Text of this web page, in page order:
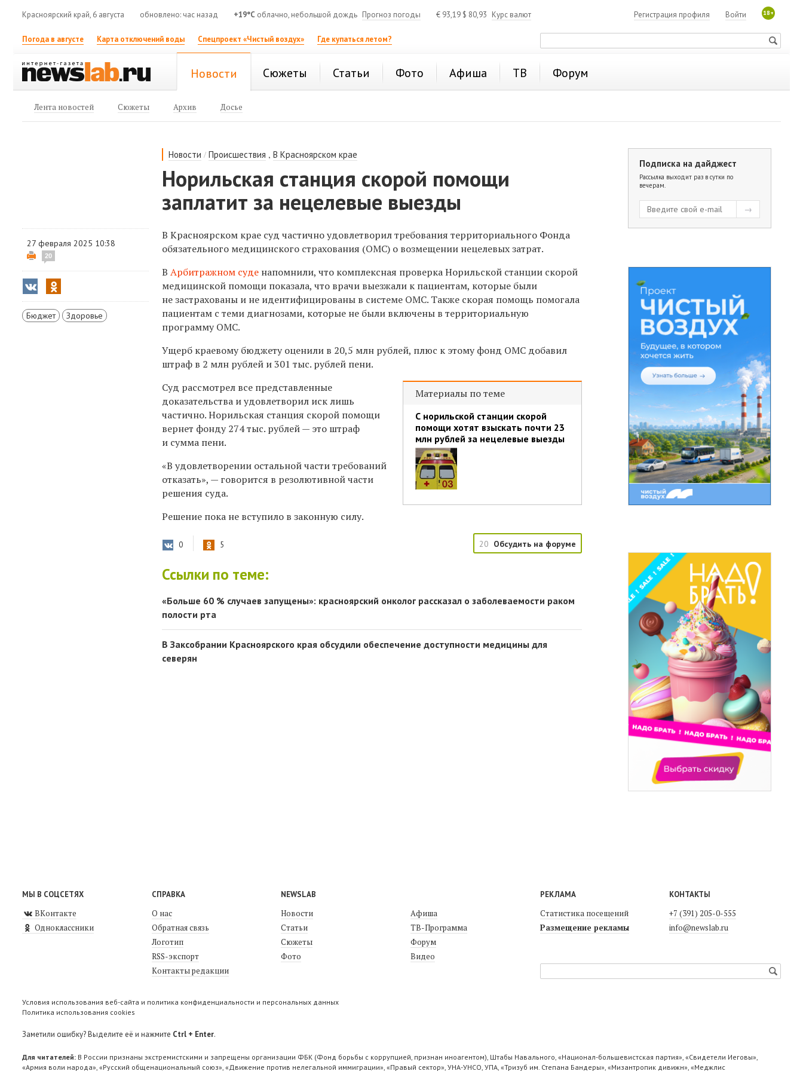
Красноярский край, 6 августа обновлено: час назад +19°C облачно, небольшой дождь Прогноз погоды € 93,19 $ 80,93 Курс валют 18+
Войти
Регистрация профиля
Погода в августе Карта отключений воды Спецпроект «Чистый воздух» Где купаться летом?
Новости Сюжеты Статьи Фото Афиша ТВ Форум
Лента новостей Сюжеты Архив Досье
Новости /Происшествия ,В Красноярском крае
Норильская станция скорой помощи
заплатит за нецелевые выезды
27 февраля 2025 10:38
20
Бюджет Здоровье
В Красноярском крае суд частично удовлетворил требования территориального Фонда
обязательного медицинского страхования (ОМС) о возмещении нецелевых затрат.
ВАрбитражном суде напомнили, что комплексная проверка Норильской станции скорой
медицинской помощи показала, что врачи выезжали к пациентам, которые были
не застрахованы и не идентифицированы в системе ОМС. Также скорая помощь помогала
пациентам с теми диагнозами, которые не были включены в территориальную
программу ОМС.
Ущерб краевому бюджету оценили в 20,5 млн рублей, плюс к этому фонд ОМС добавил
штраф в 2 млн рублей и 301 тыс. рублей пени.
Материалы по теме
С норильской станции скорой
помощи хотят взыскать почти 23
млн рублей за нецелевые выезды
Суд рассмотрел все представленные
доказательства и удовлетворил иск лишь
частично. Норильская станция скорой помощи
вернет фонду 274 тыс. рублей— это штраф
и сумма пени.
«В удовлетворении остальной части требований
отказать», — говорится в резолютивной части
решения суда.
Решение пока не вступило в законную силу.
0 5 20 Обсудить на форуме
Ссылки по теме:
«Больше 60 % случаев запущены»: красноярский онколог рассказал о заболеваемости раком
полости рта
В Заксобрании Красноярского края обсудили обеспечение доступности медицины для
северян
Подписка на дайджест
Рассылка выходит раз в сутки по
вечерам.
МЫ В СОЦСЕТЯХ
ВКонтакте
Одноклассники
СПРАВКА
О нас
Обратная связь
Логотип
RSS-экспорт
Контакты редакции
NEWSLAB
Новости
Статьи
Сюжеты
Фото
Афиша
ТВ-Программа
Форум
Видео
РЕКЛАМА
Статистика посещений
Размещение рекламы
КОНТАКТЫ
+7 (391) 205-0-555
info@newslab.ru
Условия использования веб-сайта и политика конфиденциальности и персональных данных
Политика использования cookies
Заметили ошибку? Выделите её и нажмите Ctrl + Enter.
Для читателей: В России признаны экстремистскими и запрещены организации ФБК (Фонд борьбы с коррупцией, признан иноагентом), Штабы Навального, «Национал-большевистская партия», «Свидетели Иеговы»,
«Армия воли народа», «Русский общенациональный союз», «Движение против нелегальной иммиграции», «Правый сектор», УНА-УНСО, УПА, «Тризуб им. Степана Бандеры», «Мизантропик дивижн», «Меджлис